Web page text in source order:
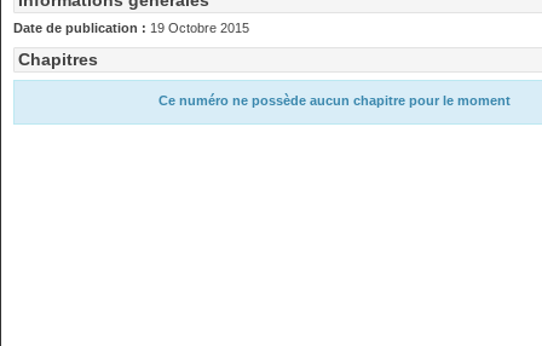
Date de publication : 19 Octobre 2015
Chapitres
Ce numéro ne possède aucun chapitre pour le moment